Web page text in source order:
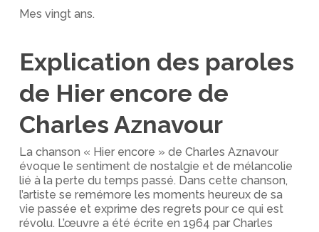
Mes vingt ans.
Explication des paroles
de Hier encore de
Charles Aznavour
La chanson « Hier encore » de Charles Aznavour
évoque le sentiment de nostalgie et de mélancolie
lié à la perte du temps passé. Dans cette chanson,
l’artiste se remémore les moments heureux de sa
vie passée et exprime des regrets pour ce qui est
révolu. L’œuvre a été écrite en 1964 par Charles